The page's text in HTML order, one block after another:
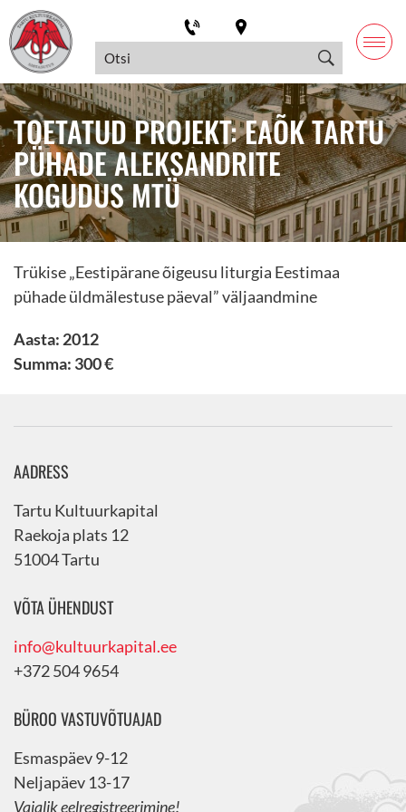
TOETATUD PROJEKT: EAÕK TARTU
PÜHADE ALEKSANDRITE
KOGUDUS MTÜ
Trükise „Eestipärane õigeusu liturgia Eestimaa
pühade üldmälestuse päeval” väljaandmine
Aasta: 2012
Summa: 300 €
AADRESS
Tartu Kultuurkapital
Raekoja plats 12
51004 Tartu
VÕTA ÜHENDUST
info@kultuurkapital.ee
+372 504 9654
BÜROO VASTUVÕTUAJAD
Esmaspäev 9-12
Neljapäev 13-17
Vajalik eelregistreerimine!